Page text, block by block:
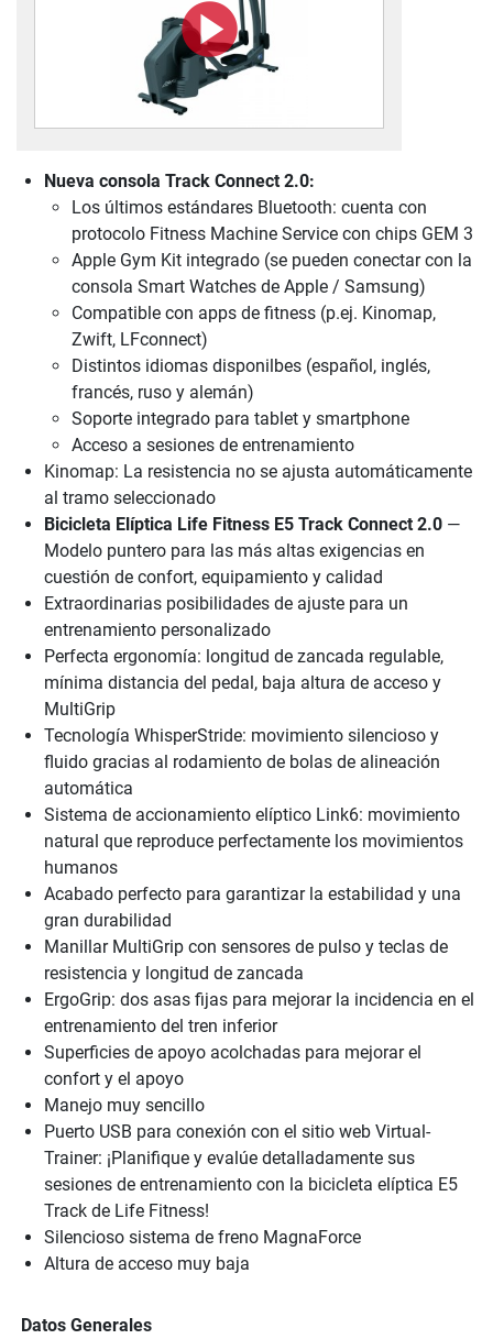
Nueva consola Track Connect 2.0:
Los últimos estándares Bluetooth: cuenta con
protocolo Fitness Machine Service con chips GEM 3
Apple Gym Kit integrado (se pueden conectar con la
consola Smart Watches de Apple / Samsung)
Compatible con apps de fitness (p.ej. Kinomap,
Zwift, LFconnect)
Distintos idiomas disponilbes (español, inglés,
francés, ruso y alemán)
Soporte integrado para tablet y smartphone
Acceso a sesiones de entrenamiento
Kinomap: La resistencia no se ajusta automáticamente
al tramo seleccionado
Bicicleta Elíptica Life Fitness E5 Track Connect 2.0 —
Modelo puntero para las más altas exigencias en
cuestión de confort, equipamiento y calidad
Extraordinarias posibilidades de ajuste para un
entrenamiento personalizado
Perfecta ergonomía: longitud de zancada regulable,
mínima distancia del pedal, baja altura de acceso y
MultiGrip
Tecnología WhisperStride: movimiento silencioso y
fluido gracias al rodamiento de bolas de alineación
automática
Sistema de accionamiento elíptico Link6: movimiento
natural que reproduce perfectamente los movimientos
humanos
Acabado perfecto para garantizar la estabilidad y una
gran durabilidad
Manillar MultiGrip con sensores de pulso y teclas de
resistencia y longitud de zancada
ErgoGrip: dos asas fijas para mejorar la incidencia en el
entrenamiento del tren inferior
Superficies de apoyo acolchadas para mejorar el
confort y el apoyo
Manejo muy sencillo
Puerto USB para conexión con el sitio web Virtual-
Trainer: ¡Planifique y evalúe detalladamente sus
sesiones de entrenamiento con la bicicleta elíptica E5
Track de Life Fitness!
Silencioso sistema de freno MagnaForce
Altura de acceso muy baja
Datos Generales